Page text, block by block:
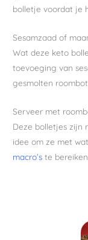
bolletje voordat je
Sesamzaad of
Wat deze keto
toevoeging van
gesmolten
Serveer met
Deze bolletjes zijn
idee om ze met
macro’s te